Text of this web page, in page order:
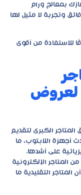
بمعالج ورام
وتجربة لا مثيل لها
للاستفادة من أقوى
لعروض
المتاجر الكبرى لتقديم
أجهزة اللابتوب، ما
على أشدها.
المتاجر الإلكترونية
التقليدية ما